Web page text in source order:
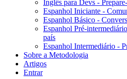
Inglês para Devs -
Espanhol Iniciante -
Espanhol Básico -
Espanhol Pré-
país
Espanhol Intermediário -
Sobre a Metodologia
Artigos
Entrar